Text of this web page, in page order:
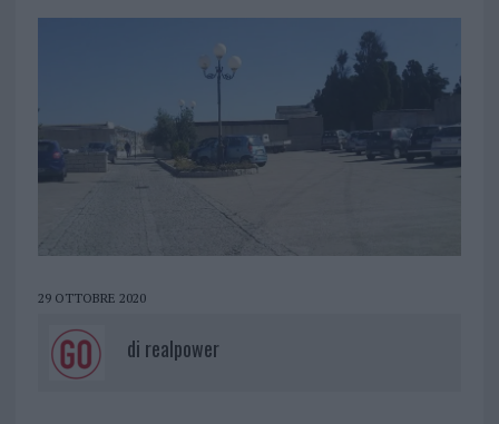
29 OTTOBRE 2020
di realpower